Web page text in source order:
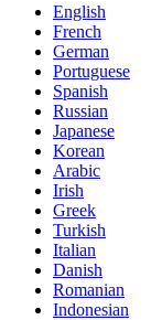
English
French
German
Portuguese
Spanish
Russian
Japanese
Korean
Arabic
Irish
Greek
Turkish
Italian
Danish
Romanian
Indonesian